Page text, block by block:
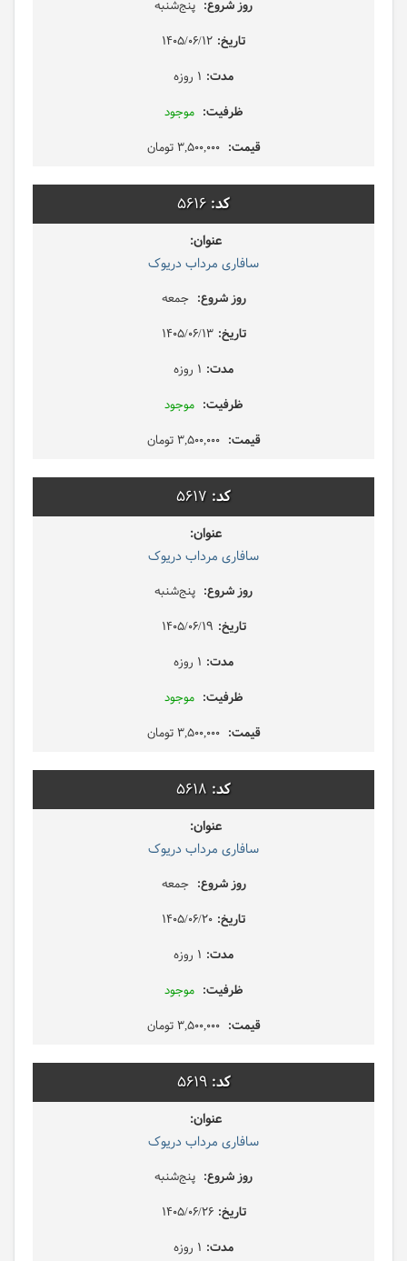
پنج‌شنبه
1405/06/12
1 روزه
موجود
3,500,000 تومان
5616
سافاری مرداب دریوک
جمعه
1405/06/13
1 روزه
موجود
3,500,000 تومان
5617
سافاری مرداب دریوک
پنج‌شنبه
1405/06/19
1 روزه
موجود
3,500,000 تومان
5618
سافاری مرداب دریوک
جمعه
1405/06/20
1 روزه
موجود
3,500,000 تومان
5619
سافاری مرداب دریوک
پنج‌شنبه
1405/06/26
1 روزه